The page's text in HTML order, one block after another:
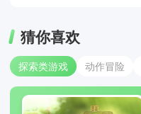
猜你喜欢
探索类游戏 动作冒险